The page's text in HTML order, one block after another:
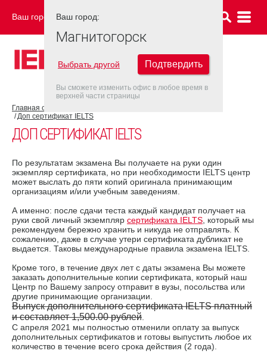
Ваш город: МАГНИТОГОРСК
Главная страница
Доп сертификат IELTS
ДОП СЕРТИФИКАТ IELTS
По результатам экзамена Вы получаете на руки один
экземпляр сертификата, но при необходимости IELTS центр
может выслать до пяти копий оригинала принимающим
организациям и/или учебным заведениям.
А именно: после сдачи теста каждый кандидат получает на
руки свой личный экземпляр сертификата IELTS , который мы
рекомендуем бережно хранить и никуда не отправлять. К
сожалению, даже в случае утери сертификата дубликат не
выдается. Таковы международные правила экзамена IELTS.
Кроме того, в течение двух лет с даты экзамена Вы можете
заказать дополнительные копии сертификата, который наш
Центр по Вашему запросу отправит в вузы, посольства или
другие принимающие организации.
Выпуск дополнительного сертификата IELTS платный
и составляет 1,500.00 рублей
С апреля 2021 мы полностью отменили оплату за выпуск
дополнительных сертификатов и готовы выпустить любое их
количество в течение всего срока действия (2 года).
Ваш город:
Магнитогорск
Выбрать другой Подтвердить
Вы сможете изменить офис в любое время в
верхней части страницы